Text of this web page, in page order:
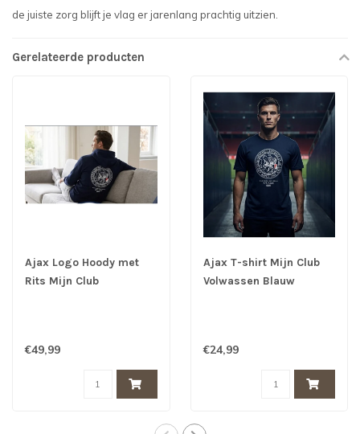
de juiste zorg blijft je vlag er jarenlang prachtig uitzien.
Gerelateerde producten
Ajax Logo Hoody met
Rits Mijn Club
€49,99
Ajax T-shirt Mijn Club
Volwassen Blauw
€24,99